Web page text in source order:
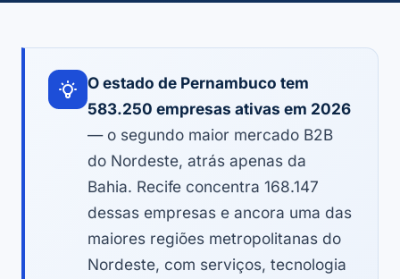
O estado de Pernambuco tem
583.250 empresas ativas em 2026
— o segundo maior mercado B2B
do Nordeste, atrás apenas da
Bahia. Recife concentra 168.147
dessas empresas e ancora uma das
maiores regiões metropolitanas do
Nordeste, com serviços, tecnologia